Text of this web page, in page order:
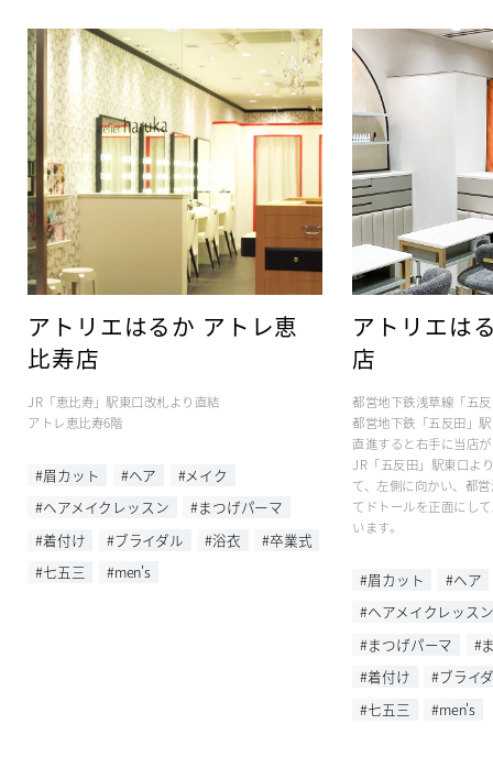
アトリエはるか アトレ恵
比寿店
JR「恵比寿」駅東口改札より直結
アトレ恵比寿6階
#眉カット #ヘア
#メイク
#ヘアメイクレッスン
#まつげパーマ
#着付け
#ブライダル #浴衣
#卒業式
#七五三
#men's
アトリエは
店
都営地下鉄浅草線「五
都営地下鉄「五反田」
直進すると右手に当店
JR「五反田」駅東口よ
て、左側に向かい、都
てドトールを正面にし
います。
#眉カット
#ヘア
#ヘアメイクレッスン
#まつげパーマ
#
#着付け
#ブライ
#七五三
#men's